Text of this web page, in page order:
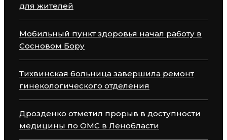
для жителей
Мобильный пункт здоровья начал работу в
Сосновом Бору
Тихвинская больница завершила ремонт
гинекологического отделения
Дрозденко отметил прорыв в доступности
медицины по ОМС в Ленобласти